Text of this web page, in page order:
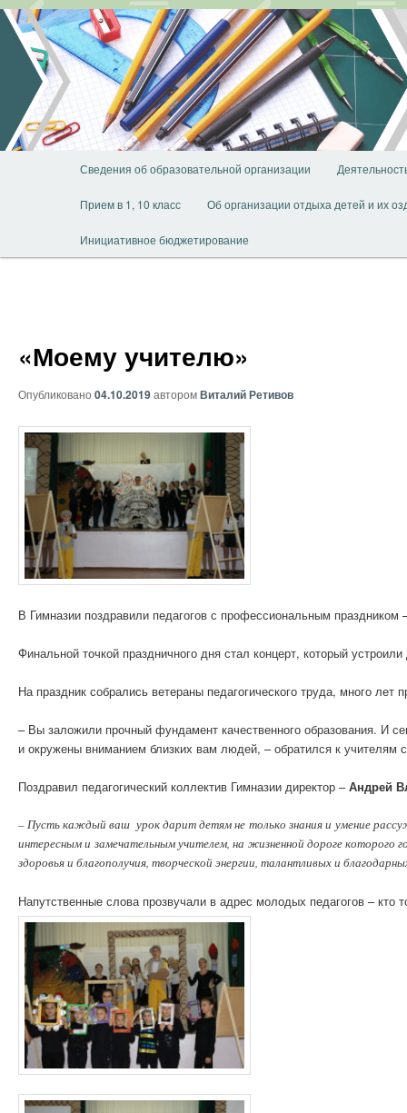
Перейти
основному
содержимому
Сведения об образовательной организации
Прием в 1, 10 класс Об организации отдыха детей и их
Инициативное бюджетирование
«Моему учителю»
Опубликовано 04.10.2019авторомВиталий Ретивов
В Гимназии поздравили педагогов с профессиональным
Финальной точкой праздничного дня стал концерт, который
На праздник собрались ветераны педагогического труда, много
– Вы заложили прочный фундамент качественного образования. И
и окружены вниманием близких вам людей, – обратился к учителям
Поздравил педагогический коллектив Гимназии директор –Андрей
– Пусть каждый ваш урок дарит детям не только знания и умение
интересным и замечательным учителем, на жизненной дороге
здоровья и благополучия, творческой энергии, талантливых и
Напутственные слова прозвучали в адрес молодых педагогов – кто